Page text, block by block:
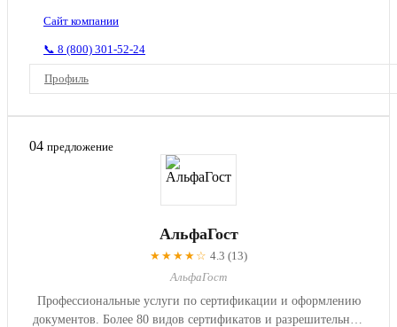
Сайт компании
📞 8 (800) 301-52-24
Профиль
04 предложение
АльфаГост
★★★★☆ 4.3 (13)
АльфаГост
Профессиональные услуги по сертификации и оформлению
документов. Более 80 видов сертификатов и разрешительных